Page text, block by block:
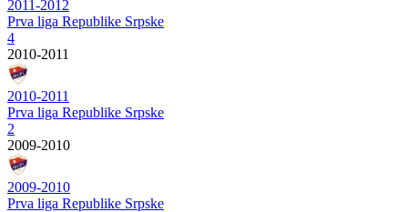
2011-2012
Prva liga Republike Srpske
4
2010-2011
2010-2011
Prva liga Republike Srpske
2
2009-2010
2009-2010
Prva liga Republike Srpske